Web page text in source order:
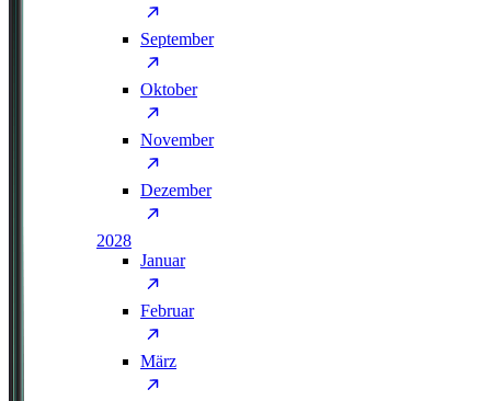
September
Oktober
November
Dezember
2028
Januar
Februar
März